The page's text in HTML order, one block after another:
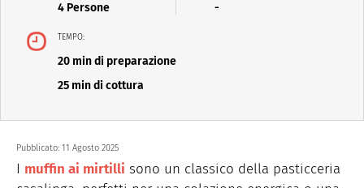
4 Persone -
TEMPO:
20 min di preparazione
25 min di cottura
Pubblicato: 11 Agosto 2025
I muffin ai mirtilli sono un classico della pasticceria